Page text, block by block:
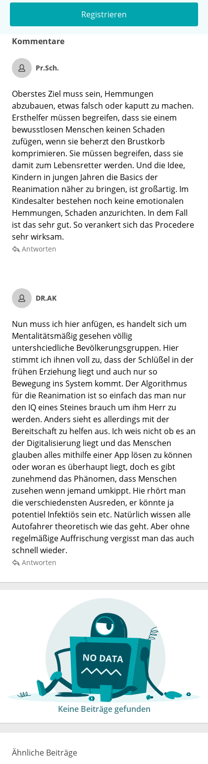
Registrieren
Kommentare
Pr.Sch.
Oberstes Ziel muss sein, Hemmungen
abzubauen, etwas falsch oder kaputt zu machen.
Ersthelfer müssen begreifen, dass sie einem
bewusstlosen Menschen keinen Schaden
zufügen, wenn sie beherzt den Brustkorb
komprimieren. Sie müssen begreifen, dass sie
damit zum Lebensretter werden. Und die Idee,
Kindern in jungen Jahren die Basics der
Reanimation näher zu bringen, ist großartig. Im
Kindesalter bestehen noch keine emotionalen
Hemmungen, Schaden anzurichten. In dem Fall
ist das sehr gut. So verankert sich das Procedere
sehr wirksam.
Antworten
DR.AK
Nun muss ich hier anfügen, es handelt sich um
Mentalitätsmäßig gesehen völlig
untershciedliche Bevölkerungsgruppen. Hier
stimmt ich ihnen voll zu, dass der Schlüßel in der
frühen Erziehung liegt und auch nur so
Bewegung ins System kommt. Der Algorithmus
für die Reanimation ist so einfach das man nur
den IQ eines Steines brauch um ihm Herr zu
werden. Anders sieht es allerdings mit der
Bereitschaft zu helfen aus. Ich weis nicht ob es an
der Digitalisierung liegt und das Menschen
glauben alles mithilfe einer App lösen zu können
oder woran es überhaupt liegt, doch es gibt
zunehmend das Phänomen, dass Menschen
zusehen wenn jemand umkippt. Hie rhört man
die verschiedensten Ausreden, er könnte ja
potentiel Infektiös sein etc. Natürlich wissen alle
Autofahrer theoretisch wie das geht. Aber ohne
regelmäßige Auffrischung vergisst man das auch
schnell wieder.
Antworten
Keine Beiträge gefunden
Ähnliche Beiträge